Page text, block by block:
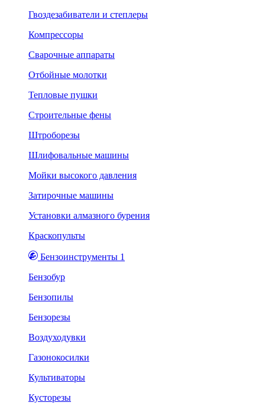
Гвоздезабиватели и степлеры
Компрессоры
Сварочные аппараты
Отбойные молотки
Тепловые пушки
Строительные фены
Штроборезы
Шлифовальные машины
Мойки высокого давления
Затирочные машины
Установки алмазного бурения
Краскопульты
Бензоинструменты 1
Бензобур
Бензопилы
Бензорезы
Воздуходувки
Газонокосилки
Культиваторы
Кусторезы